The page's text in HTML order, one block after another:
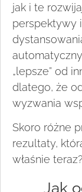
jak i te
perspektywy
„lepsze” od
dlatego, że
wyzwania
Skoro różne
rezultaty,
właśnie teraz?
Jak